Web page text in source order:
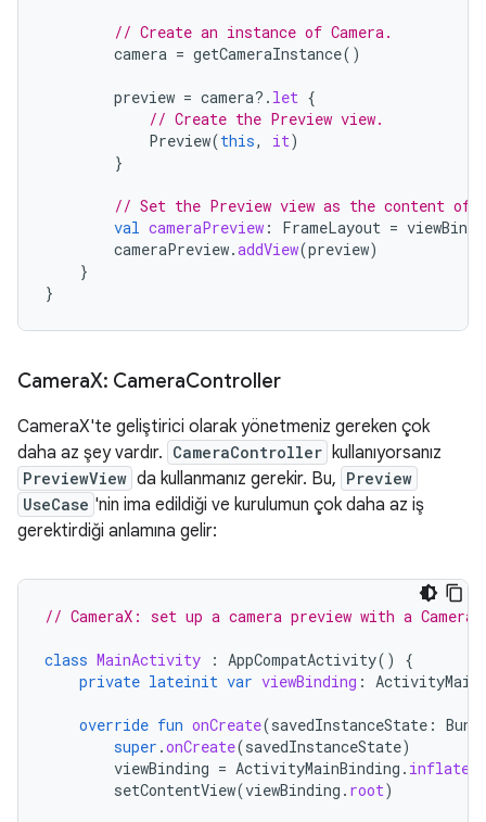
// Create an instance of Camera.
camera = getCameraInstance()
preview = camera?. let {
// Create the Preview view.
Preview(this, it)
}
// Set the Preview view as the content
val cameraPreview : FrameLayout =
cameraPreview.addView(preview)
}
}
CameraX: CameraController
CameraX'te geliştirici olarak yönetmeniz gereken çok
daha az şey vardır. CameraController kullanıyorsanız
PreviewView da kullanmanız gerekir. Bu, Preview
UseCase 'nin ima edildiği ve kurulumun çok daha az iş
gerektirdiği anlamına gelir:
// CameraX: set up a camera preview with a
class MainActivity : AppCompatActivity()
{
private lateinit var viewBinding :
override fun onCreate(savedInstanceState :
super .onCreate(savedInstanceState)
viewBinding = ActivityMainBinding . inflate
setContentView(viewBinding . root)